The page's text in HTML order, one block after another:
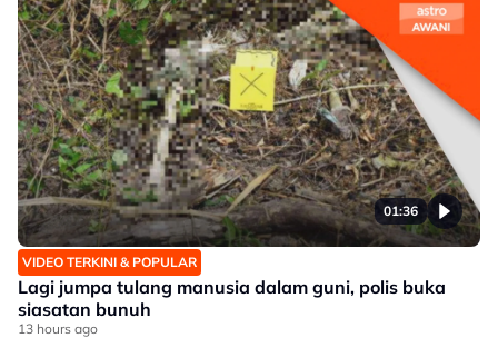
01:36
VIDEO TERKINI & POPULAR
Lagi jumpa tulang manusia dalam guni, polis buka
siasatan bunuh
13 hours ago